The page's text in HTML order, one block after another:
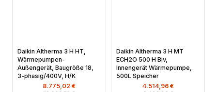
Daikin Altherma 3 H HT,
Wärmepumpen-
Außengerät, Baugröße 18,
3-phasig/400V, H/K
8.775,02 €
Daikin Altherma 3 H MT
ECH2O 500 H Biv,
Innengerät Wärmepumpe,
500L Speicher
4.514,96 €